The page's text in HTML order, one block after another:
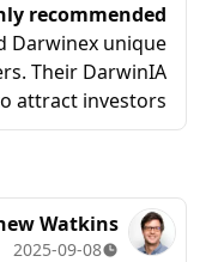
recommended
Darwinex unique
Their DarwinIA
attract investors
motivated me to
serious traders.
Watkins
2025-09-08